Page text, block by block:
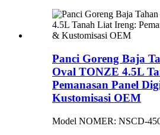
Panci Goreng Baja
Oval TONZE 4.5L
Pemanasan Panel
Kustomisasi OEM
Model NOMER: NSCD-